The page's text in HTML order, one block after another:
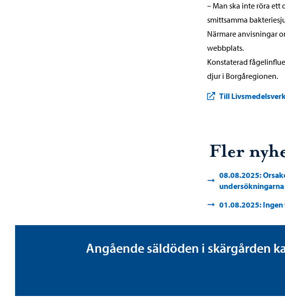
– Man ska inte röra ett
smittsamma
Närmare anvisningar
webbplats.
Konstaterad
djur i Borgåregionen.
Till
Fler
08.08.2025:
undersökningarna
01.08.2025:
Angående säldöden i skärgården